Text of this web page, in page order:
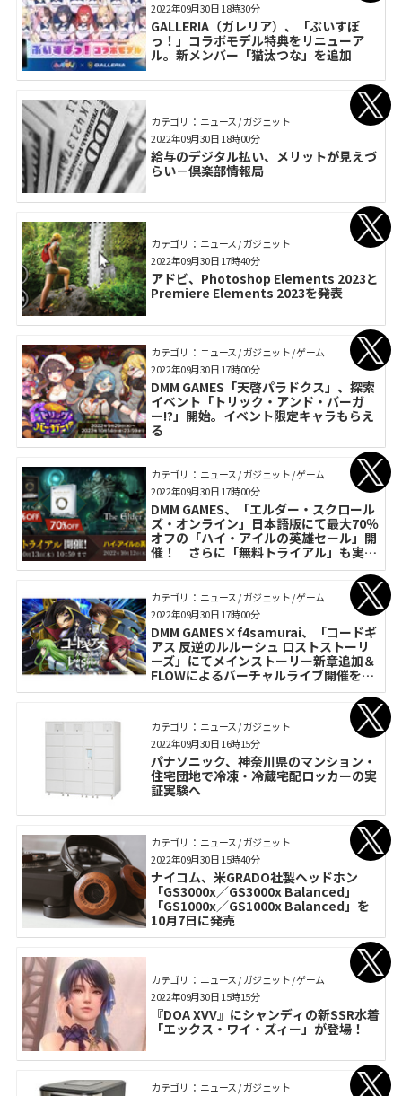
GALLERIA（ガレリア）、「ぶいすぽ
っ！」コラボモデル特典をリニューア
ル。新メンバー「猫汰つな」を追加
2022年09月30日 18時30分
カテゴリ： ニュース / ガジェット
給与のデジタル払い、メリットが見えづ
らい－倶楽部情報局
2022年09月30日 18時00分
カテゴリ： ニュース / ガジェット
アドビ、Photoshop Elements 2023と
Premiere Elements 2023を発表
2022年09月30日 17時40分
カテゴリ： ニュース / ガジェット / ゲーム
DMM GAMES「天啓パラドクス」、探索
イベント「トリック・アンド・バーガ
ー!?」開始。イベント限定キャラもらえ
る
2022年09月30日 17時00分
カテゴリ： ニュース / ガジェット / ゲーム
DMM GAMES、「エルダー・スクロール
ズ・オンライン」日本語版にて最大70％
オフの「ハイ・アイルの英雄セール」開
催！ さらに「無料トライアル」も実施
中
2022年09月30日 17時00分
カテゴリ： ニュース / ガジェット / ゲーム
DMM GAMES×f4samurai、「コードギ
アス 反逆のルルーシュ ロストストーリ
ーズ」にてメインストーリー新章追加＆
FLOWによるバーチャルライブ開催を発
表
2022年09月30日 17時00分
カテゴリ： ニュース / ガジェット
パナソニック、神奈川県のマンション・
住宅団地で冷凍・冷蔵宅配ロッカーの実
証実験へ
2022年09月30日 16時15分
カテゴリ： ニュース / ガジェット
ナイコム、米GRADO社製ヘッドホン
「GS3000x／GS3000x Balanced」
「GS1000x／GS1000x Balanced」を
10月7日に発売
2022年09月30日 15時40分
カテゴリ： ニュース / ガジェット / ゲーム
『DOA XVV』にシャンディの新SSR水着
「エックス・ワイ・ズィー」が登場！
2022年09月30日 15時15分
カテゴリ： ニュース / ガジェット